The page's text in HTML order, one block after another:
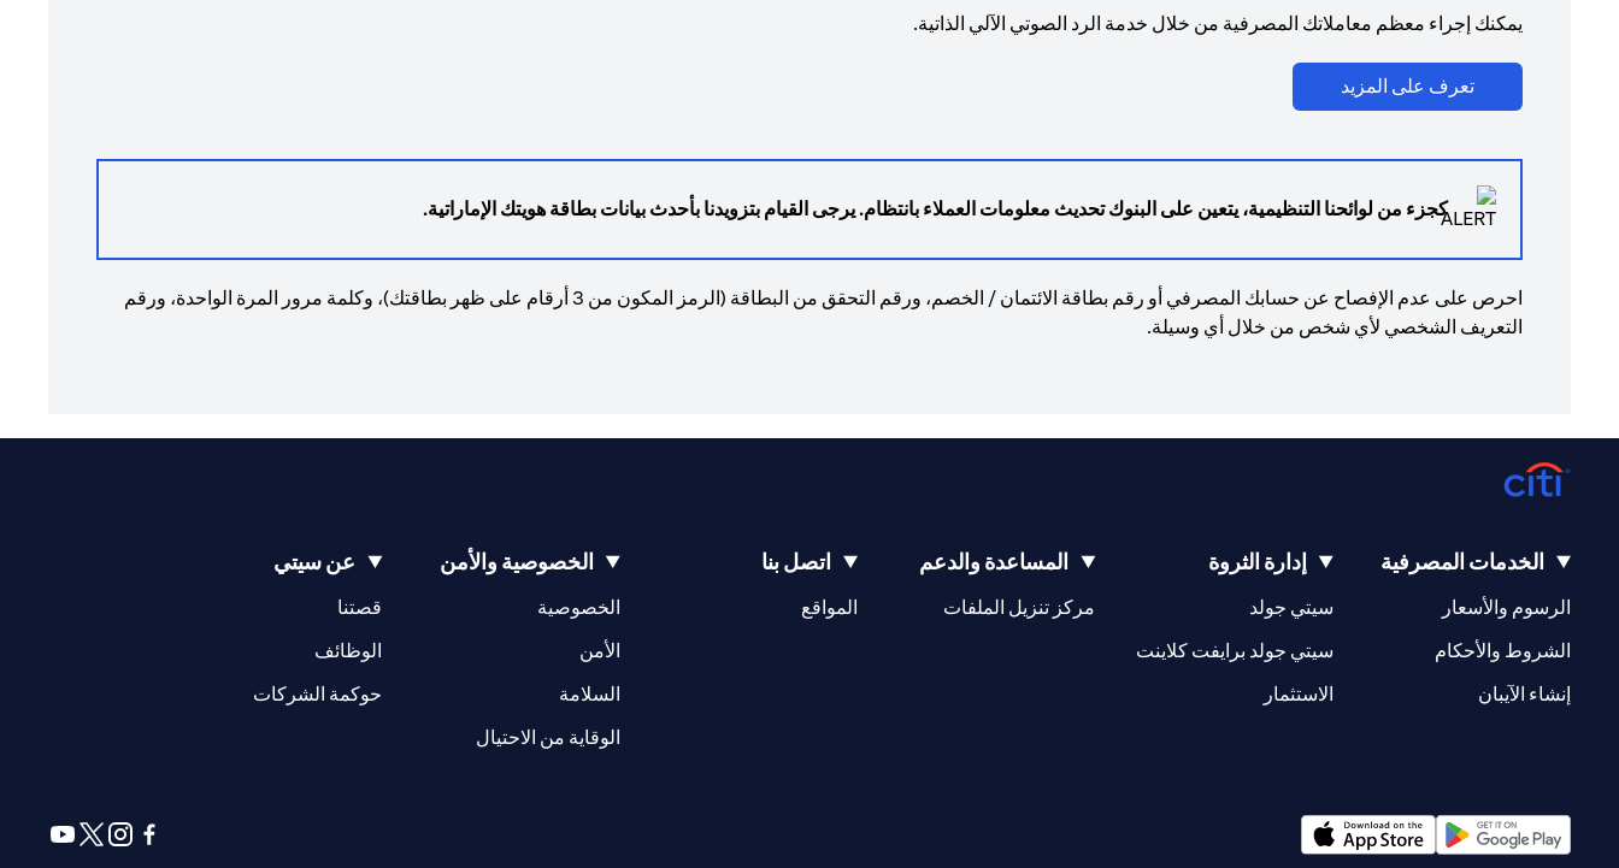
يمكنك إجراء معظم معاملاتك المصرفية من خلال خدمة الرد الصوتي الآلي الذاتية.
تعرف على المزيد
كجزء من لوائحنا التنظيمية، يتعين على البنوك تحديث معلومات العملاء بانتظام. يرجى القيام بتزويدنا بأحدث بيانات بطاقة هويتك الإماراتية.
احرص على عدم الإفصاح عن حسابك المصرفي أو رقم بطاقة الائتمان / الخصم، ورقم التحقق من البطاقة (الرمز المكون من 3 أرقام على ظهر بطاقتك)، وكلمة مرور المرة الواحدة، ورقم
التعريف الشخصي لأي شخص من خلال أي وسيلة.
الخدمات المصرفية
الرسوم والأسعار
الشروط والأحكام
إنشاء الآيبان
إدارة الثروة
سيتي جولد
سيتي جولد برايفت كلاينت
الاستثمار
المساعدة والدعم
مركز تنزيل الملفات
اتصل بنا
المواقع
(opens in a new tab)
الخصوصية والأمن
الخصوصية
الأمن
السلامة
الوقاية من الاحتيال
عن سيتي
قصتنا
(opens in a new tab)
الوظائف
(opens in a new tab)
حوكمة الشركات
(opens in a new tab)